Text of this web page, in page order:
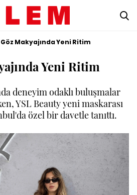
Göz Makyajında Yeni Ritim
Yeni Ritim
deneyim odaklı buluşmalar
YSL Beauty yeni maskarası
özel bir davetle tanıttı.